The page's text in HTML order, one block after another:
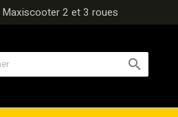
Maxiscooter 2 et 3 roues
